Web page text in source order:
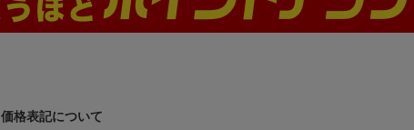
価格表記について